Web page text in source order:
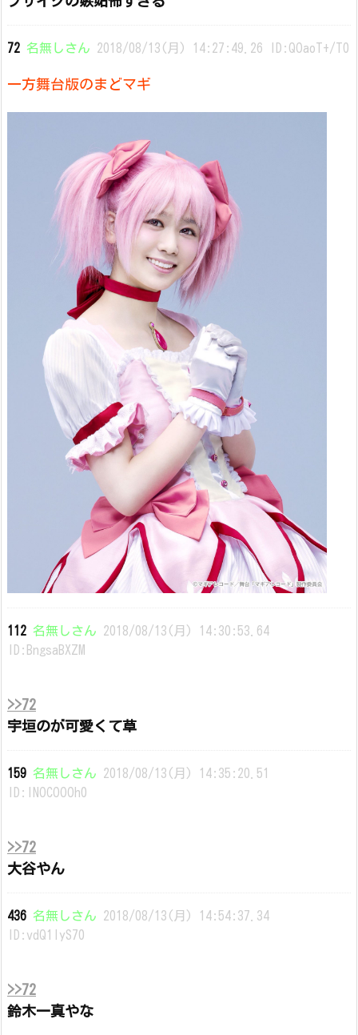
72 名無しさん 2018/08/13(月) 14:27:49.26 ID:QOaoT+/T0
一方舞台版のまどマギ
112 名無しさん 2018/08/13(月) 14:30:53.64
ID:BngsaBXZM
>>72
宇垣のが可愛くて草
159 名無しさん 2018/08/13(月) 14:35:20.51
ID:lNOCOOOh0
>>72
大谷やん
436 名無しさん 2018/08/13(月) 14:54:37.34
ID:vdQ1lyS70
>>72
鈴木一真やな